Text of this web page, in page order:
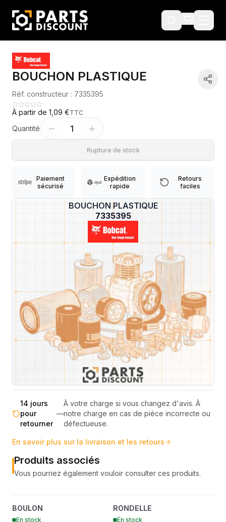
?
BOUCHON PLASTIQUE
7335395
BOUCHON PLASTIQUE
Réf. constructeur : 7335395
À partir de 1,09 €TTC
Quantité 1
Rupture de stock
Paiement
sécurisé
Expédition
rapide
Retours
faciles
Machines compatibles
Expédition et Retours
sous 48-
72h
—
Sous réserve de disponibilité des stocks.
Livraison estimée 24h/48h par les
transporteurs.
France
métropolitaine
Livraison exclusivement en France
métropolitaine (hors Corse et DOM-
TOM).
totale
Pas de surprise : le coût exact est
calculé selon le poids et le volume de
votre commande avant paiement.
14 jours
pour
retourner
—
À votre charge si vous changez d'avis. À
notre charge en cas de pièce incorrecte ou
défectueuse.
En savoir plus sur la livraison et les retours
Produits associés
Vous pourriez également vouloir consulter ces produits.
BOULON
En stock
7004515
RONDELLE
En stock